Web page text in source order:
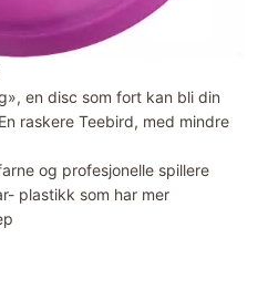
en disc som fort kan bli din
raskere Teebird, med mindre
og profesjonelle spillere
plastikk som har mer